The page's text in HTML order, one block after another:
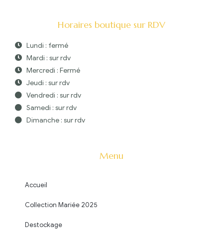
Horaires boutique sur RDV
Lundi : fermé
Mardi : sur rdv
Mercredi : Fermé
Jeudi : sur rdv
Vendredi : sur rdv
Samedi : sur rdv
Dimanche : sur rdv
Menu
Accueil
Collection Mariée 2025
Destockage